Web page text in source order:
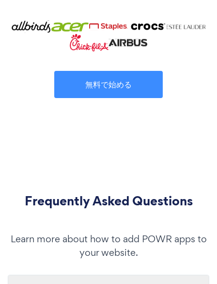
無料で始める
Frequently Asked Questions
Learn more about how to add POWR apps to
your website.